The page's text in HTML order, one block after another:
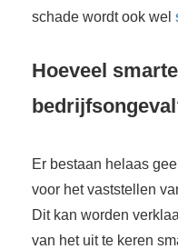
schade wordt ook wel
Hoeveel
Er bestaan helaas
voor het vaststellen
Dit kan worden
van het uit te keren